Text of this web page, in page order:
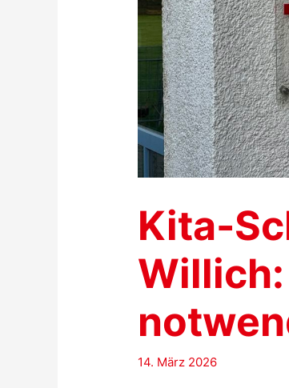
Kita-
14. März 2026